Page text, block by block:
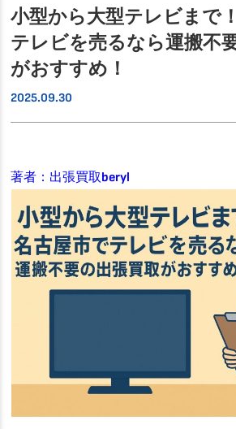
小型から大型テレビまで
テレビを売るなら運搬不
がおすすめ！
2025.09.30
著者：出張買取beryl